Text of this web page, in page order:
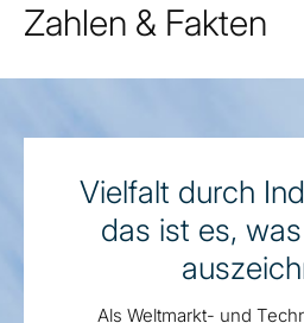
Zahlen & Fakten
Vielfalt durch
das ist es,
Als Weltmarkt- und